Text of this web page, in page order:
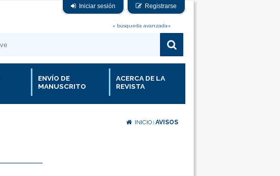
Iniciar sesión Registrarse
» búsqueda avanzada«
ENVÍO DE
MANUSCRITO
ACERCA DE LA
REVISTA
INICIO AVISOS